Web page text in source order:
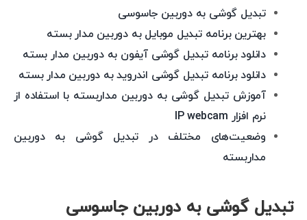
تبدیل گوشی به دوربین جاسوسی
بهترین برنامه تبدیل موبایل به دوربین مدار بسته
دانلود برنامه تبدیل گوشی آیفون به دوربین مدار بسته
دانلود برنامه تبدیل گوشی اندروید به دوربین مدار بسته
آموزش تبدیل گوشی به دوربین مداربسته با استفاده از
نرم افزار IP webcam
وضعیت‌های مختلف در تبدیل گوشی به دوربین
مداربسته
تبدیل گوشی به دوربین جاسوسی